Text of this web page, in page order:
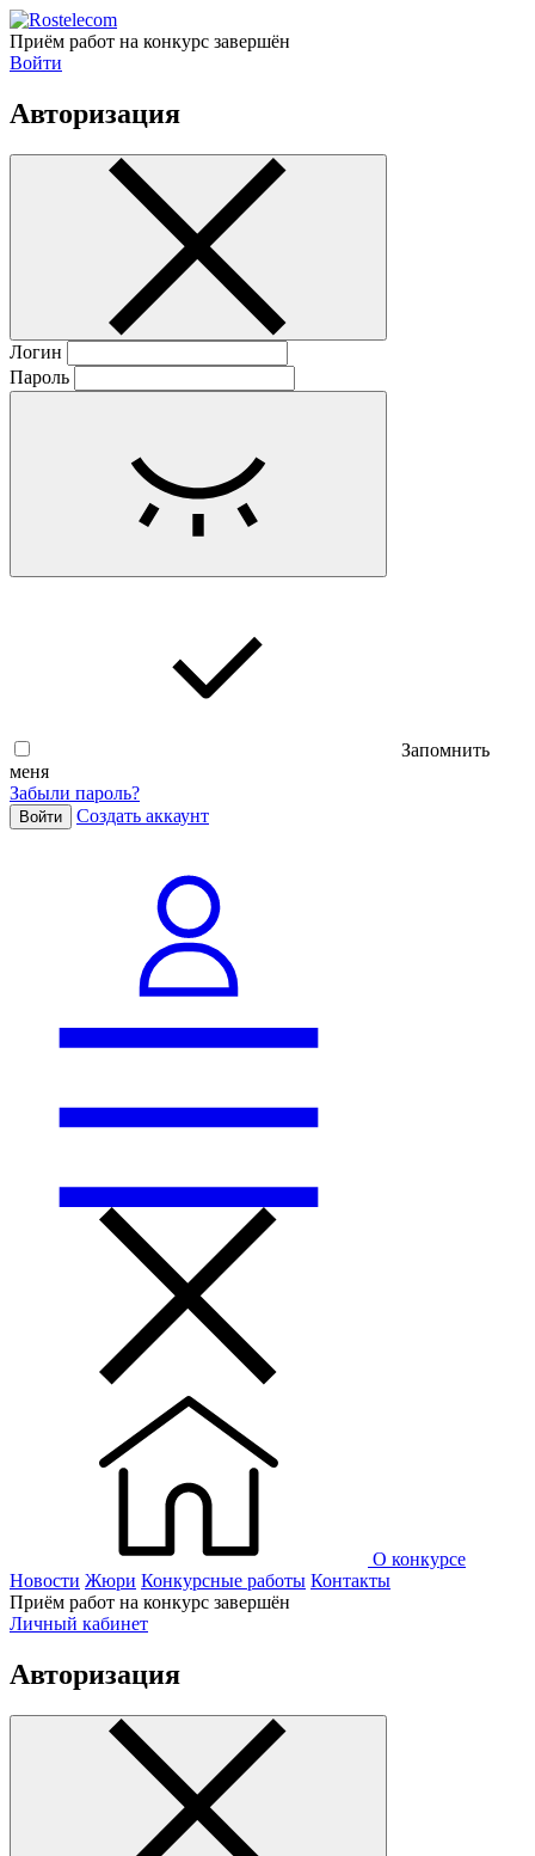
Приём работ на конкурс завершён
Войти
Авторизация
Логин
Пароль
Запомнить
меня
Забыли пароль?
Войти Cоздать аккаунт
О конкурсе
Новости Жюри Конкурсные работы Контакты
Приём работ на конкурс завершён
Личный кабинет
Авторизация